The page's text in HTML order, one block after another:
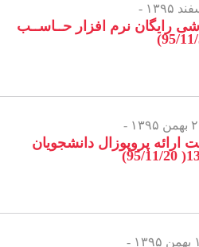
رایگان نرم افزار حــاســب
ارائه پروپوزال دانشجویان